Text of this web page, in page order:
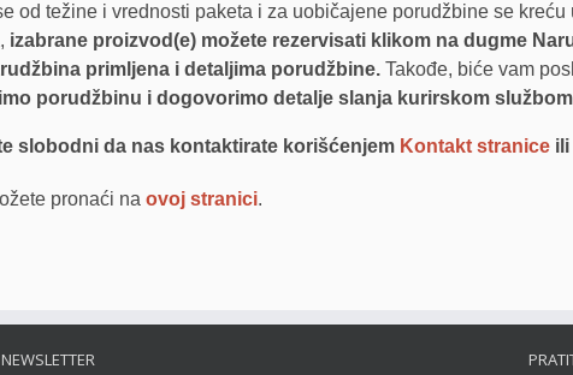
od težine i vrednosti paketa i za uobičajene porudžbine se
izabrane proizvod(e) možete rezervisati klikom na dugme
primljena i detaljima porudžbine.Takođe, biće vam
porudžbinu i dogovorimo detalje slanja kurirskom službom
slobodni da nas kontaktirate korišćenjem Kontakt straniceili
pronaći na ovoj stranici.
NEWSLETTER